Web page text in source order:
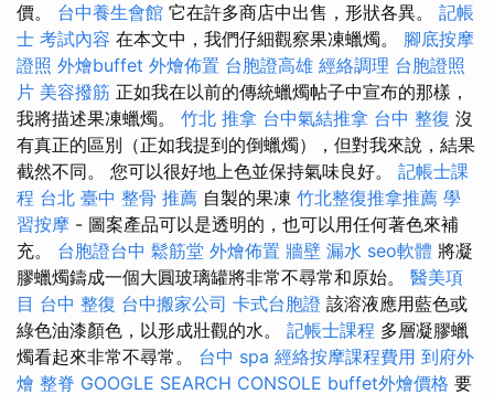
價。 台中養生會館 它在許多商店中出售，形狀各異。 記帳
士 考試內容 在本文中，我們仔細觀察果凍蠟燭。 腳底按摩
證照 外燴buffet 外燴佈置 台胞證高雄 經絡調理 台胞證照
片 美容撥筋 正如我在以前的傳統蠟燭帖子中宣布的那樣，
我將描述果凍蠟燭。 竹北 推拿 台中氣結推拿 台中 整復 沒
有真正的區別（正如我提到的倒蠟燭），但對我來說，結果
截然不同。 您可以很好地上色並保持氣味良好。 記帳士課
程 台北 臺中 整骨 推薦 自製的果凍 竹北整復推拿推薦 學
習按摩 - 圖案產品可以是透明的，也可以用任何著色來補
充。 台胞證台中 鬆筋堂 外燴佈置 牆壁 漏水 seo軟體 將凝
膠蠟燭鑄成一個大圓玻璃罐將非常不尋常和原始。 醫美項
目 台中 整復 台中搬家公司 卡式台胞證 該溶液應用藍色或
綠色油漆顏色，以形成壯觀的水。 記帳士課程 多層凝膠蠟
燭看起來非常不尋常。 台中 spa 經絡按摩課程費用 到府外
燴 整脊 GOOGLE SEARCH CONSOLE buffet外燴價格 要